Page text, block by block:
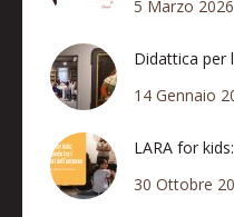
5 Marzo 2026
Didattica per
14 Gennaio
LARA for
30 Ottobre